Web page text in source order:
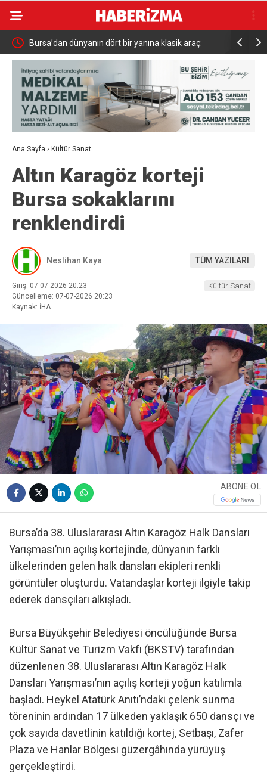
araç:
tekrar
Kahramanmaraş’ta Ağustos Fuarında Funda Arar
konseri
Ana Sayfa › Kültür Sanat
Altın Karagöz korteji
Bursa sokaklarını
renklendirdi
Neslihan Kaya TÜM YAZILARI
Giriş: 07-07-2026 20:23
Güncelleme: 07-07-2026 20:23
Kaynak: İHA
Kültür Sanat
ABONE OL
Bursa’da 38. Uluslararası Altın Karagöz Halk Dansları
Yarışması’nın açılış kortejinde, dünyanın farklı
ülkelerinden gelen halk dansları ekipleri renkli
görüntüler oluşturdu. Vatandaşlar korteji ilgiyle takip
ederek dansçıları alkışladı.
Bursa Büyükşehir Belediyesi öncülüğünde Bursa
Kültür Sanat ve Turizm Vakfı (BKSTV) tarafından
düzenlenen 38. Uluslararası Altın Karagöz Halk
Dansları Yarışması’nın açılış korteji yoğun katılımla
başladı. Heykel Atatürk Anıtı’ndaki çelenk sunma
töreninin ardından 17 ülkeden yaklaşık 650 dansçı ve
çok sayıda davetlinin katıldığı kortej, Setbaşı, Zafer
Plaza ve Hanlar Bölgesi güzergâhında yürüyüş
gerçekleştirdi.